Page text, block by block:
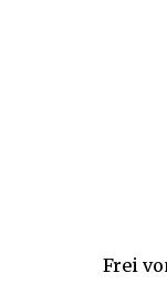
Frei